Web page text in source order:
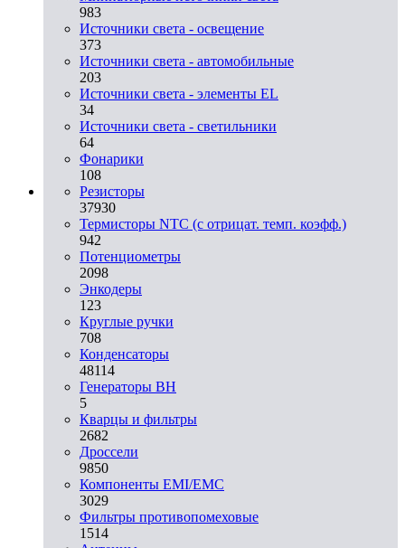
983
Источники света - освещение
373
Источники света - автомобильные
203
Источники света - элементы EL
34
Источники света - светильники
64
Фонарики
108
Резисторы
37930
Термисторы NTC (с отрицат. темп. коэфф.)
942
Потенциометры
2098
Энкодеры
123
Круглые ручки
708
Конденсаторы
48114
Генераторы ВН
5
Кварцы и фильтры
2682
Дроссели
9850
Компоненты EMI/EMC
3029
Фильтры противопомеховые
1514